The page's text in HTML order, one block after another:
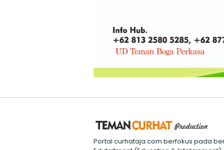
Portal curhataja.com berfokus pada